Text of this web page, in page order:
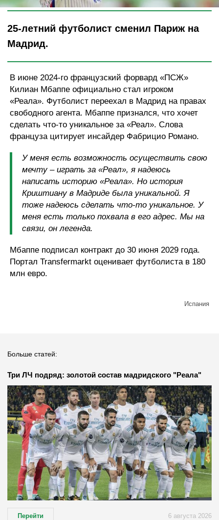
25-летний футболист сменил Париж на
Мадрид.
В июне 2024-го французский форвард «ПСЖ»
Килиан Мбаппе официально стал игроком
«Реала». Футболист переехал в Мадрид на правах
свободного агента. Мбаппе признался, что хочет
сделать что-то уникальное за «Реал». Слова
француза цитирует инсайдер Фабрицио Романо.
У меня есть возможность осуществить свою
мечту – играть за «Реал», я надеюсь
написать историю «Реала». Но история
Криштиану в Мадриде была уникальной. Я
тоже надеюсь сделать что-то уникальное. У
меня есть только похвала в его адрес. Мы на
связи, он легенда.
Мбаппе подписал контракт до 30 июня 2029 года.
Портал Transfermarkt оценивает футболиста в 180
млн евро.
Испания
Больше статей:
Три ЛЧ подряд: золотой состав мадридского "Реала"
Перейти 6 августа 2026